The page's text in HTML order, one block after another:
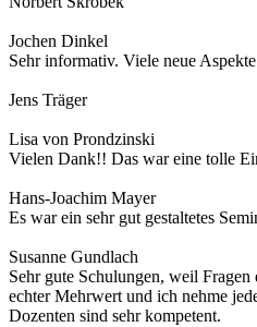
Jochen Dinkel
Sehr informativ. Viele neue
Jens Träger
Lisa von Prondzinski
Vielen Dank!! Das war eine tolle
Hans-Joachim Mayer
Es war ein sehr gut gestaltetes
Susanne Gundlach
Sehr gute Schulungen, weil
echter Mehrwert und ich nehme
Dozenten sind sehr kompetent.